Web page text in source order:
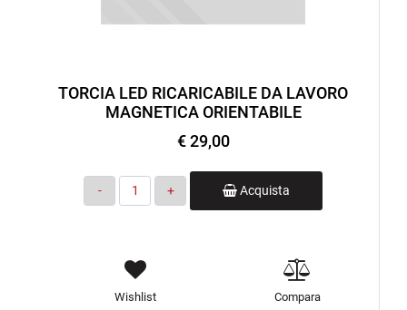
TORCIA LED RICARICABILE DA LAVORO
MAGNETICA ORIENTABILE
€ 29,00
Quantità
Acquista
Wishlist Compara